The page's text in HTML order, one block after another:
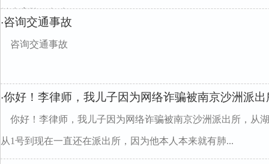
销生育险，怎么
·咨询交通事故
咨询交通事故
·你好！李律师，我儿子因为网络诈骗被南京沙洲派
你好！李律师，我儿子因为网络诈骗被南京沙洲派出所，从
从1号到现在一直还在派出所，因为他本人本来就有肺...